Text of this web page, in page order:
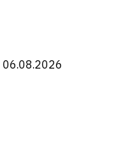
06.08.2026